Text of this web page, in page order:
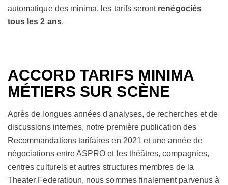
automatique des minima, les tarifs seront renégociés
tous les 2 ans.
ACCORD TARIFS MINIMA
MÉTIERS SUR SCÈNE
Après de longues années d'analyses, de recherches et de
discussions internes, notre première publication des
Recommandations tarifaires en 2021 et une année de
négociations entre ASPRO et les théâtres, compagnies,
centres culturels et autres structures membres de la
Theater Federatioun, nous sommes finalement parvenus à